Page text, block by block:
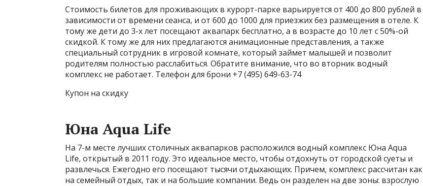
Стоимость билетов для проживающих в курорт-парке варьируется от 400 до 800 рублей в
зависимости от времени сеанса, и от 600 до 1000 для приезжих без размещения в отеле. К
тому же дети до 3-х лет посещают аквапарк бесплатно, а в возрасте до 10 лет с 50%-ой
скидкой. К тому же для них предлагаются анимационные представления, а также
специальный сотрудник в игровой комнате, который займет малышей и позволит
родителям полностью расслабиться. Обратите внимание, что во вторник водный
комплекс не работает. Телефон для брони +7 (495) 649-63-74
Купон на скидку
Юна Aqua Life
На 7-м месте лучших столичных аквапарков расположился водный комплекс Юна Aqua
Life, открытый в 2011 году. Это идеальное место, чтобы отдохнуть от городской суеты и
развлечься. Ежегодно его посещают тысячи отдыхающих. Причем, комплекс рассчитан как
на семейный отдых, так и на большие компании. Ведь он разделен на две зоны: взрослую